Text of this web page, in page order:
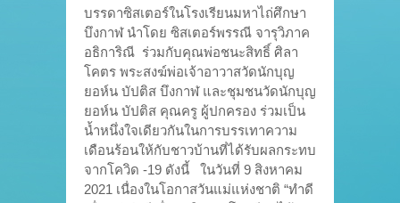
บรรดาซิสเตอร์ในโรงเรียนมหาไถ่ศึกษา
บึงกาฬ นำโดย ซิสเตอร์พรรณี จารุวิภาค
อธิการิณี ร่วมกับคุณพ่อชนะสิทธิ์ ศิลา
โคตร พระสงฆ์พ่อเจ้าอาวาสวัดนักบุญ
ยอห์น บัปติส บึงกาฬ และชุมชนวัดนักบุญ
ยอห์น บัปติส คุณครู ผู้ปกครอง ร่วมเป็น
น้ำหนึ่งใจเดียวกันในการบรรเทาความ
เดือนร้อนให้กับชาวบ้านที่ได้รับผลกระทบ
จากโควิด -19 ดังนี้ ในวันที่ 9 สิงหาคม
2021 เนื่องในโอกาสวันแม่แห่งชาติ “ทำดี